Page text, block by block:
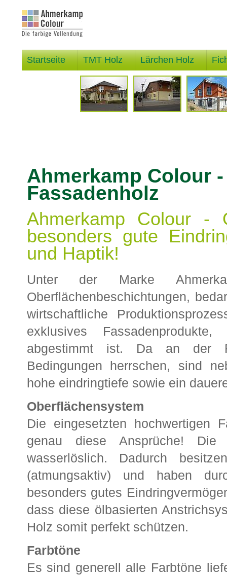
Startseite TMT Holz Lärchen Holz
Ahmerkamp Colour
Fassadenholz
Ahmerkamp Colour -
besonders gute
und Haptik!
Unter der Marke
Oberflächenbeschichtungen,
wirtschaftliche
exklusives
abgestimmt ist. Da an der
Bedingungen herrschen, sind
hohe eindringtiefe sowie ein
Oberflächensystem
Die eingesetzten hochwertigen
genau diese Ansprüche! Die
wasserlöslich. Dadurch
(atmungsaktiv) und haben
besonders gutes
dass diese ölbasierten
Holz somit perfekt schützen.
Farbtöne
Es sind generell alle Farbtöne